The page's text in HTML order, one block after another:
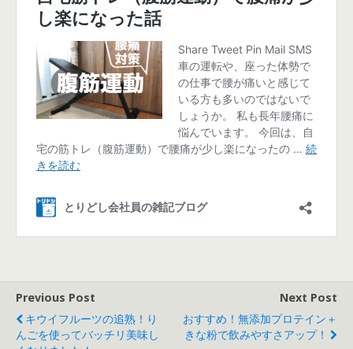
Previous Post
キウイフルーツの追熟！り
んごを使ってバッチリ美味し
Next Post
おすすめ！無添加プロテイン＋
きな粉で飲みやすさアップ！